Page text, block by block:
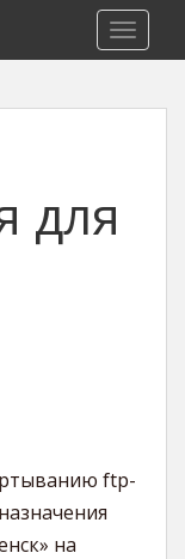
для
ftp-
на